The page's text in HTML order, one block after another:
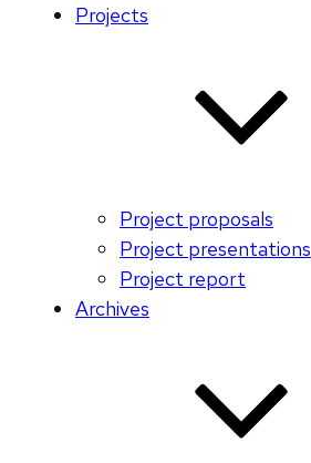
Projects
Project proposals
Project presentations
Project report
Archives